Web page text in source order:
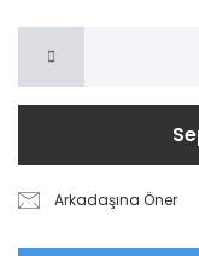
Arkadaşına Öner